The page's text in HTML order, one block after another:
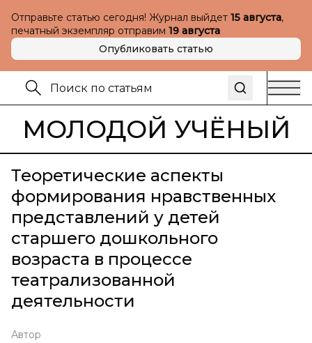
Отправьте статью сегодня! Журнал выйдет 15 августа,
печатный экземпляр отправим 19 августа
Опубликовать статью
МОЛОДОЙ УЧЁНЫЙ
Теоретические аспекты
формирования нравственных
представлений у детей
старшего дошкольного
возраста в процессе
театрализованной
деятельности
Автор